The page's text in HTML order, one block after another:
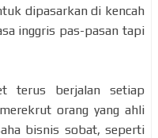
dipasarkan di kencah
inggris pas-pasan tapi
terus berjalan setiap
orang yang ahli
bisnis sobat, seperti